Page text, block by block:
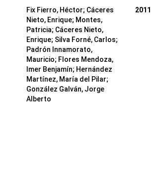
Fix Fierro, Héctor; Cáceres
Nieto, Enrique; Montes,
Patricia; Cáceres Nieto,
Enrique; Silva Forné, Carlos;
Padrón Innamorato,
Mauricio; Flores Mendoza,
Imer Benjamín; Hernández
Martínez, María del Pilar;
González Galván, Jorge
Alberto
2011